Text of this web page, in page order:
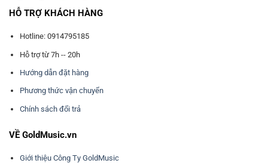
HỖ TRỢ KHÁCH HÀNG
Hotline: 0914795185
Hỗ trợ từ 7h -- 20h
Hướng dẫn đặt hàng
Phương thức vận chuyển
Chính sách đổi trả
VỀ GoldMusic.vn
Giới thiệu Công Ty GoldMusic